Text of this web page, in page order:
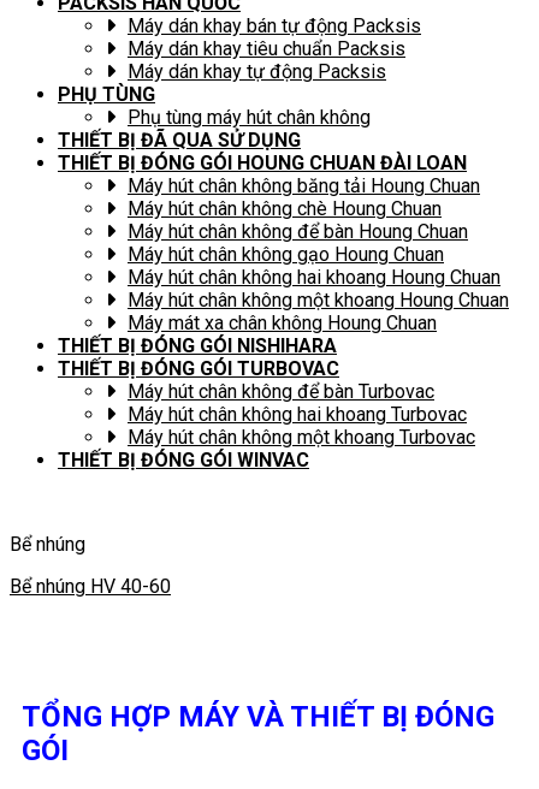
Máy dán khay bán tự động Packsis
Máy dán khay tiêu chuẩn Packsis
Máy dán khay tự động Packsis
PHỤ TÙNG
Phụ tùng máy hút chân không
THIẾT BỊ ĐÃ QUA SỬ DỤNG
THIẾT BỊ ĐÓNG GÓI HOUNG CHUAN ĐÀI LOAN
Máy hút chân không băng tải Houng Chuan
Máy hút chân không chè Houng Chuan
Máy hút chân không để bàn Houng Chuan
Máy hút chân không gạo Houng Chuan
Máy hút chân không hai khoang Houng Chuan
Máy hút chân không một khoang Houng Chuan
Máy mát xa chân không Houng Chuan
THIẾT BỊ ĐÓNG GÓI NISHIHARA
THIẾT BỊ ĐÓNG GÓI TURBOVAC
Máy hút chân không để bàn Turbovac
Máy hút chân không hai khoang Turbovac
Máy hút chân không một khoang Turbovac
THIẾT BỊ ĐÓNG GÓI WINVAC
Bể nhúng
Bể nhúng HV 40-60
TỔNG HỢP MÁY VÀ THIẾT BỊ ĐÓNG
GÓI